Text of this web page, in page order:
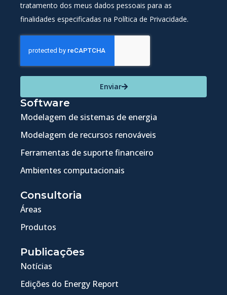
tratamento dos meus dados pessoais para as
finalidades especificadas na Política de Privacidade.
Enviar
Software
Modelagem de sistemas de energia
Modelagem de recursos renováveis
Ferramentas de suporte financeiro
Ambientes computacionais
Consultoria
Áreas
Produtos
Publicações
Notícias
Edições do Energy Report